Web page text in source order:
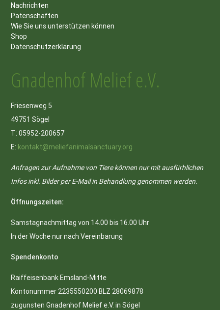
Nachrichten
Patenschaften
Wie Sie uns unterstützen können
Shop
Datenschutzerklärung
Gnadenhof Melief e.V.
Friesenweg 5
49751 Sögel
T: 05952-200657
E: kontakt@meliefanimalsanctuary.org
Anfragen zur Aufnahme von Tiere können nur mit ausfürhlichen
Infos inkl. Bilder per E-Mail in Behandlung genommen werden.
Öffnungszeiten:
Samstagnachmittag von 14.00 bis 16.00 Uhr
In der Woche nur nach Vereinbarung
Spendenkonto
Raiffeisenbank Emsland-Mitte
Kontonummer 2235550200 BLZ 28069878
zugunsten Gnadenhof Melief e.V. in Sögel